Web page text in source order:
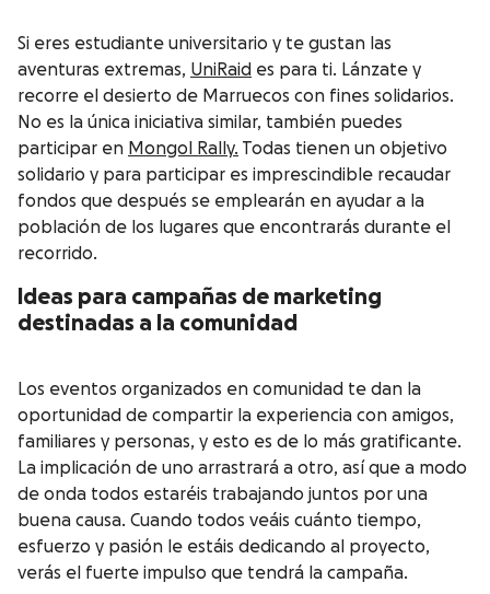
Si eres estudiante universitario y te gustan las
aventuras extremas, UniRaid es para ti. Lánzate y
recorre el desierto de Marruecos con fines solidarios.
No es la única iniciativa similar, también puedes
participar en Mongol Rally. Todas tienen un objetivo
solidario y para participar es imprescindible recaudar
fondos que después se emplearán en ayudar a la
población de los lugares que encontrarás durante el
recorrido.
Ideas para campañas de marketing
destinadas a la comunidad
Los eventos organizados en comunidad te dan la
oportunidad de compartir la experiencia con amigos,
familiares y personas, y esto es de lo más gratificante.
La implicación de uno arrastrará a otro, así que a modo
de onda todos estaréis trabajando juntos por una
buena causa. Cuando todos veáis cuánto tiempo,
esfuerzo y pasión le estáis dedicando al proyecto,
verás el fuerte impulso que tendrá la campaña.